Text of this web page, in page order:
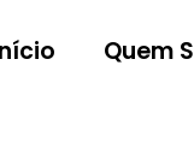
Quem